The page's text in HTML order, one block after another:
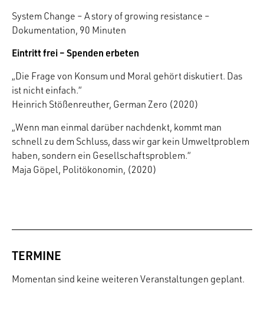
System Change – A story of growing resistance –
Dokumentation, 90 Minuten
Eintritt frei – Spenden erbeten
„Die Frage von Konsum und Moral gehört diskutiert. Das
ist nicht einfach.“
Heinrich Stößenreuther, German Zero (2020)
„Wenn man einmal darüber nachdenkt, kommt man
schnell zu dem Schluss, dass wir gar kein Umweltproblem
haben, sondern ein Gesellschaftsproblem.“
Maja Göpel, Politökonomin, (2020)
TERMINE
Momentan sind keine weiteren Veranstaltungen geplant.